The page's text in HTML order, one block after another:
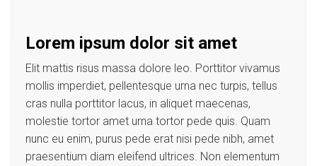
Lorem ipsum dolor sit amet
Elit mattis risus massa dolore leo. Porttitor vivamus
mollis imperdiet, pellentesque urna nec turpis, tellus
cras nulla porttitor lacus, in aliquet maecenas,
molestie tortor amet urna tortor pede quis. Quam
nunc eu enim, purus pede erat nisi pede nibh, amet
praesentium diam eleifend ultrices. Non elementum